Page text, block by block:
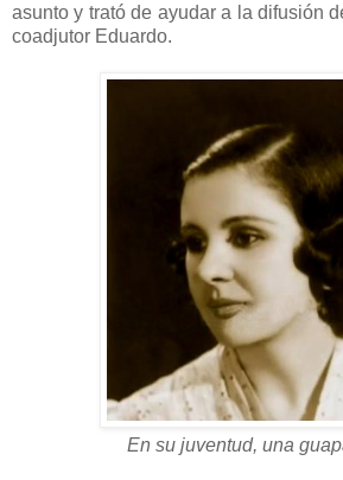
asunto y trató de ayudar a la difusión
coadjutor Eduardo.
En su juventud, una